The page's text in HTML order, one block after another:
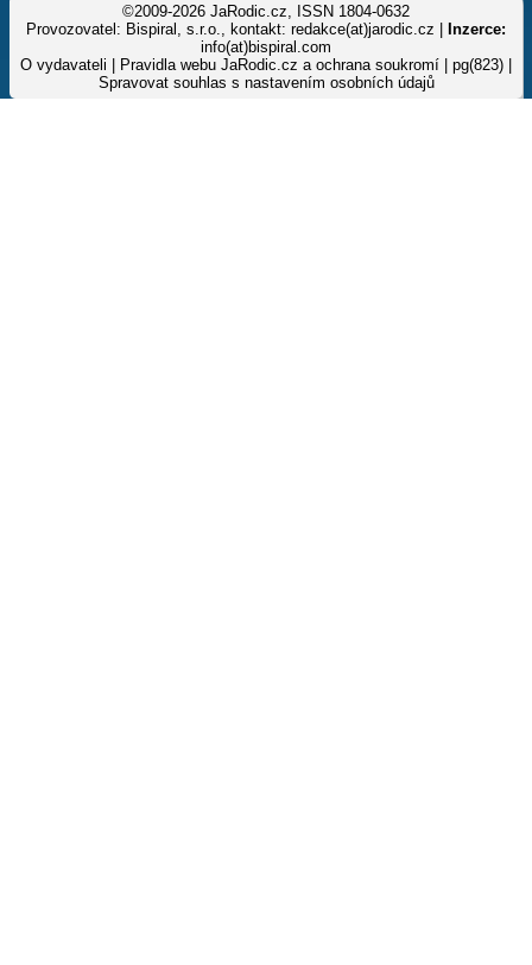
©2009-2026 JaRodic.cz, ISSN 1804-0632
Provozovatel: Bispiral, s.r.o., kontakt: redakce(at)jarodic.cz |
Inzerce:
info(at)bispiral.com
O vydavateli
Pravidla webu JaRodic.cz a ochrana soukromí | pg(823) |
Spravovat souhlas s nastavením osobních údajů